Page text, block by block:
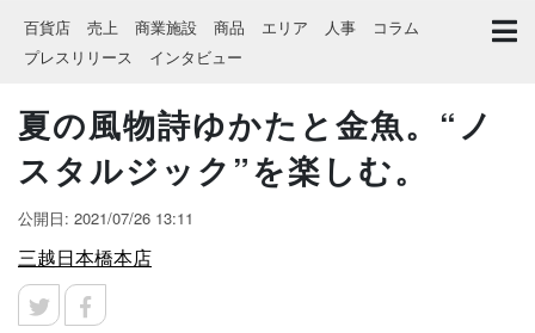
百貨店 売上 商業施設 商品 エリア 人事
コラム
プレスリリース
インタビュー
夏の風物詩ゆかたと金魚。“ノ
スタルジック”を楽しむ。
公開日: 2021/07/26 13:11
三越日本橋本店